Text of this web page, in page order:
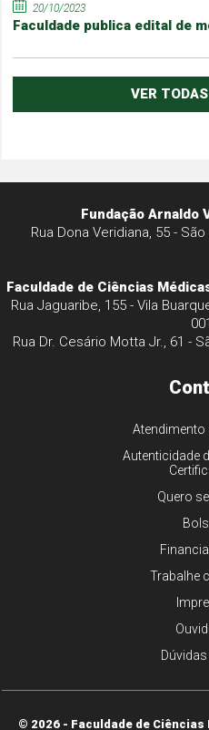
20/10/2023
Faculdade publica edital de
VER
Fundação Arnaldo
Rua Dona Veridiana, 55 -
Faculdade de Ciências
Rua Jaguaribe, 155 - Vila
001
Rua Dr. Cesário Motta Jr., 61 -
Autenticidade
Quero
Trabalhe
© 2026 - Faculdade de Ciências